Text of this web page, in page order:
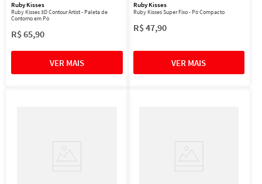
Ruby Kisses
Ruby Kisses 3D Contour Artist - Paleta de
Contorno em Pó
R$65,90
Ruby Kisses
Ruby Kisses Super Fixo - Pó Compacto
R$47,90